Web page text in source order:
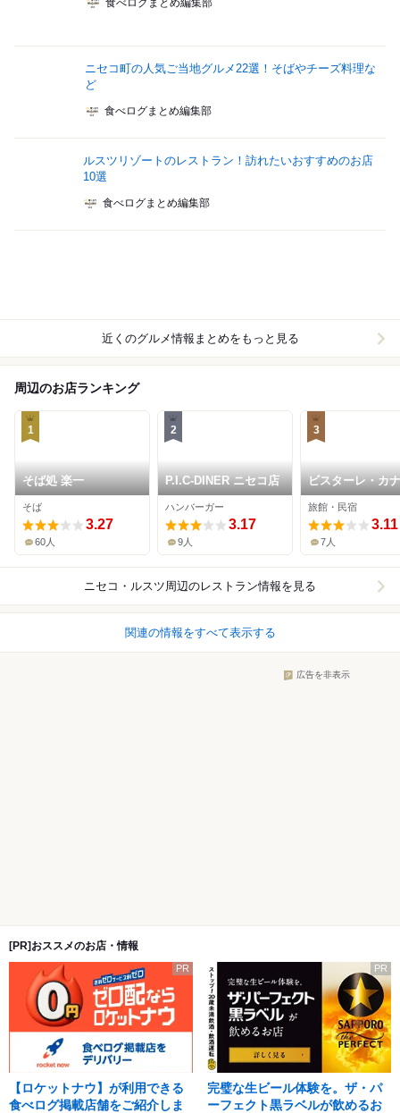
食べログまとめ編集部
ニセコ町の人気ご当地グルメ22選！そばやチーズ料理な
ど
食べログまとめ編集部
ルスツリゾートのレストラン！訪れたいおすすめのお店
10選
食べログまとめ編集部
近くのグルメ情報まとめをもっと見る
周辺のお店ランキング
1
そば処 楽一
そば
3.27
60人
2
P.I.C-DINER ニセコ店
ハンバーガー
3.17
9人
3
ビスターレ・カナ
旅館・民宿
3.11
7人
ニセコ・ルスツ周辺のレストラン情報を見る
関連の情報をすべて表示する
広告を非表示
[PR]おススメのお店・情報
PR
【ロケットナウ】が利用できる
食べログ掲載店舗をご紹介しま
PR
完璧な生ビール体験を。ザ・パ
ーフェクト黒ラベルが飲めるお